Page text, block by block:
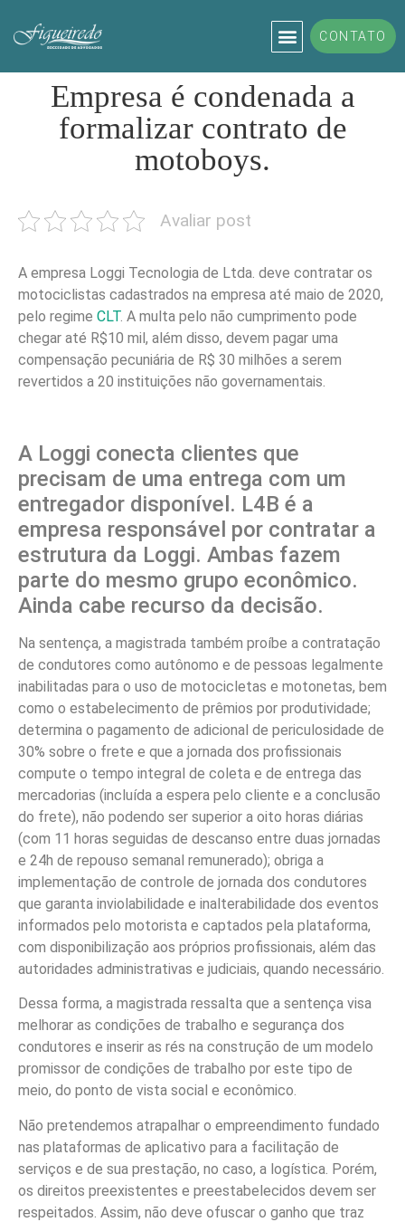
CONTATO
Empresa é condenada a
formalizar contrato de
motoboys.
Avaliar post
A empresa Loggi Tecnologia de Ltda. deve contratar os
motociclistas cadastrados na empresa até maio de 2020,
pelo regime CLT. A multa pelo não cumprimento pode
chegar até R$10 mil, além disso, devem pagar uma
compensação pecuniária de R$ 30 milhões a serem
revertidos a 20 instituições não governamentais.
A Loggi conecta clientes que
precisam de uma entrega com um
entregador disponível. L4B é a
empresa responsável por contratar a
estrutura da Loggi. Ambas fazem
parte do mesmo grupo econômico.
Ainda cabe recurso da decisão.
Na sentença, a magistrada também proíbe a contratação
de condutores como autônomo e de pessoas legalmente
inabilitadas para o uso de motocicletas e motonetas, bem
como o estabelecimento de prêmios por produtividade;
determina o pagamento de adicional de periculosidade de
30% sobre o frete e que a jornada dos profissionais
compute o tempo integral de coleta e de entrega das
mercadorias (incluída a espera pelo cliente e a conclusão
do frete), não podendo ser superior a oito horas diárias
(com 11 horas seguidas de descanso entre duas jornadas
e 24h de repouso semanal remunerado); obriga a
implementação de controle de jornada dos condutores
que garanta inviolabilidade e inalterabilidade dos eventos
informados pelo motorista e captados pela plataforma,
com disponibilização aos próprios profissionais, além das
autoridades administrativas e judiciais, quando necessário.
Dessa forma, a magistrada ressalta que a sentença visa
melhorar as condições de trabalho e segurança dos
condutores e inserir as rés na construção de um modelo
promissor de condições de trabalho por este tipo de
meio, do ponto de vista social e econômico.
Não pretendemos atrapalhar o empreendimento fundado
nas plataformas de aplicativo para a facilitação de
serviços e de sua prestação, no caso, a logística. Porém,
os direitos preexistentes e preestabelecidos devem ser
respeitados. Assim, não deve ofuscar o ganho que traz